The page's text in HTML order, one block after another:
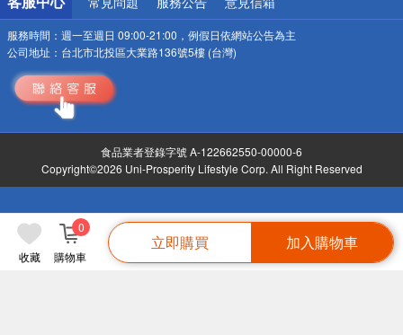
收藏 購物車
0
立即購買 加入購物車
服務時間： 週一至週日 09:00-21:00，例假日依網站公告為主
公司地址： 台北市北投區大業路136號5樓 (台灣)
食品業者登錄字號 A-122662550-00000-6
Copyright©2026 Uni-Prosperity Lifestyle Corp. All Right Reserved